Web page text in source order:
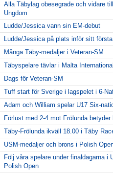
Alla Täbylag obesegrade och vidare
Ungdom
Ludde/Jessica vann sin EM-debut
Ludde/Jessica på plats inför sitt
Många Täby-medaljer i Veteran-SM
Täbyspelare tävlar i Malta International
Dags för Veteran-SM
Tuff start för Sverige i lagspelet i 6-
Adam och William spelar U17 Six-
Förlust med 2-4 mot Frölunda
Täby-Frölunda ikväll 18.00 i Täby
USM-medaljer och brons i Polish
Följ våra spelare under finaldagarna i
Polish Open